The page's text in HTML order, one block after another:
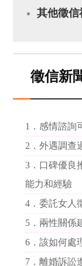
其他徵信
徵信新
1． 感情諮詢
2． 外遇調查
3． 口碑優良
能力和經驗
4． 委託女人
5． 兩性關係
6． 該如何處
7． 離婚訴訟